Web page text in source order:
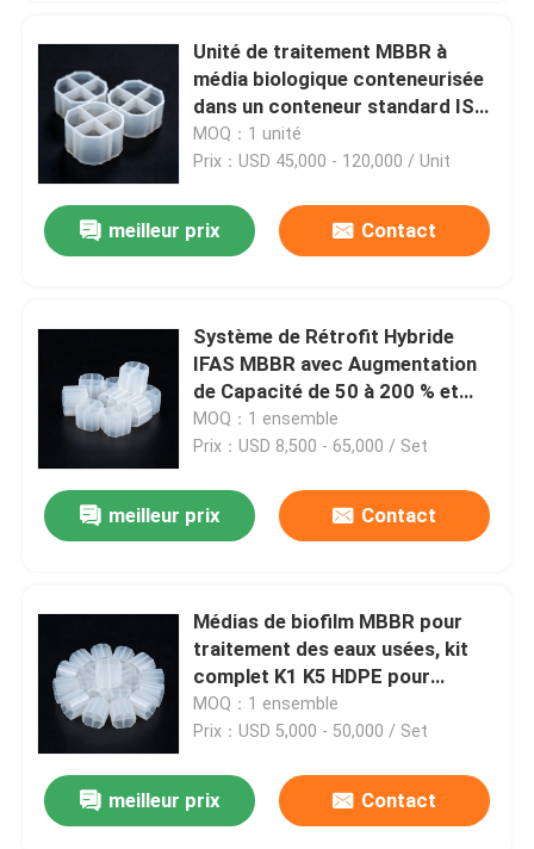
Unité de traitement MBBR à
média biologique conteneurisée
dans un conteneur standard ISO
de 20 pieds avec surveillance
cellulaire à distance et option
MOQ：1 unité
Prix：USD 45,000 - 120,000 / Unit
meilleur prix Contact
Système de Rétrofit Hybride
IFAS MBBR avec Augmentation
de Capacité de 50 à 200 % et
Supports de Biofilm HDPE K1 K5
pour des Mises à Niveau avec
MOQ：1 ensemble
Prix：USD 8,500 - 65,000 / Set
meilleur prix Contact
Médias de biofilm MBBR pour
traitement des eaux usées, kit
complet K1 K5 HDPE pour
stations d'épuration en
Amérique latine
MOQ：1 ensemble
Prix：USD 5,000 - 50,000 / Set
meilleur prix Contact